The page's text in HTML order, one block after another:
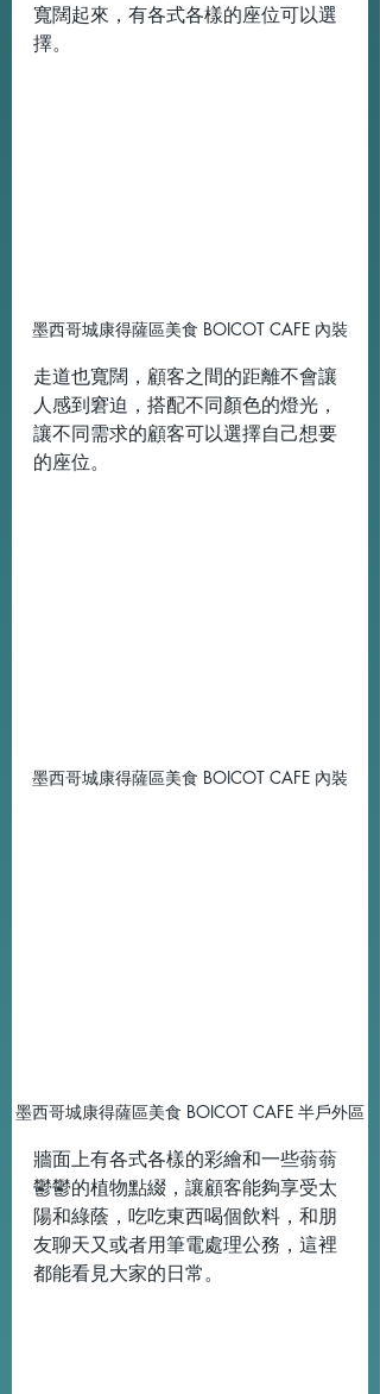
寬闊起來，有各式各樣的座位可以選
擇。
墨西哥城康得薩區美食 BOICOT CAFE 內裝
走道也寬闊，顧客之間的距離不會讓
人感到窘迫，搭配不同顏色的燈光，
讓不同需求的顧客可以選擇自己想要
的座位。
墨西哥城康得薩區美食 BOICOT CAFE 內裝
墨西哥城康得薩區美食 BOICOT CAFE 半戶外區
牆面上有各式各樣的彩繪和一些蓊蓊
鬱鬱的植物點綴，讓顧客能夠享受太
陽和綠蔭，吃吃東西喝個飲料，和朋
友聊天又或者用筆電處理公務，這裡
都能看見大家的日常。